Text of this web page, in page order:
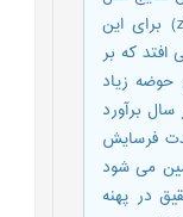
EPM، ضریب فرسایش و تولید رسوب (z) برای این
که بر
زیاد
در سال برآورد
فرسایش
می شود
در پهنه